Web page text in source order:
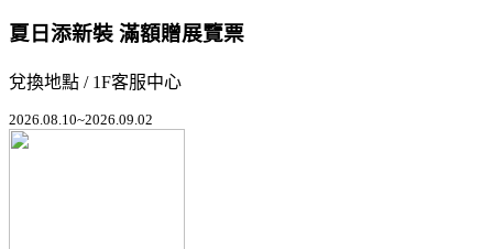
夏日添新裝 滿額贈展覽票
兌換地點 / 1F客服中心
2026.08.10~2026.09.02